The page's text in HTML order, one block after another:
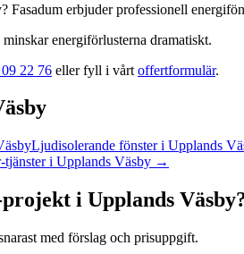
? Fasadum erbjuder professionell
energiförlusterna dramatiskt.
22 76 eller fyll i vårt offertformulär.
Ljudisolerande fönster i Upplands
-tjänsteri Upplands Väsby →
i Upplands Väsby
med förslag och prisuppgift.